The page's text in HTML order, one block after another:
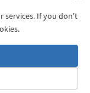
|
services. If you don't